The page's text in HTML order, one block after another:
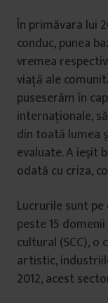
În primăvara lui
conduc, punea
vremea
viață ale
puseserăm în
internaționale,
din toată lumea
evaluate. A ieşit
odată cu criza,
Lucrurile sunt pe
peste 15
cultural (SCC),
artistic,
2012, acest